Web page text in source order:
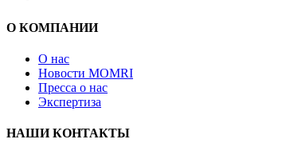
О КОМПАНИИ
О нас
Новости MOMRI
Пресса о нас
Экспертиза
НАШИ КОНТАКТЫ